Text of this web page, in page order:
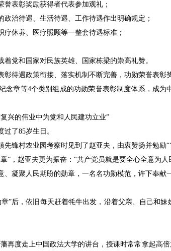
表彰奖励获得者代表参加观礼；
治待遇、生活待遇、工作待遇作出明确规定；
休养、医疗照顾等一整套待遇标准；
党和国家对民族英雄、国家栋梁的崇高礼赞。
待遇政策衔接、落实机制不断完善，功勋荣誉表彰
念章等4个类别组成的功勋荣誉表彰制度体系，成
兴的伟业中为党和人民建功立业”
了85岁生日。
锋村农业园考察时见到了赵亚夫，由衷赞扬并勉励
”，赵亚夫更为振奋：“共产党员就是要全心全意为
凝聚人民期盼的勋章，一名名功勋模范，许下奉献
”后，依旧每天赶着牦牛出发，沿着父亲、自己和
再度走上中国政法大学的讲台，授课时常常拿起高